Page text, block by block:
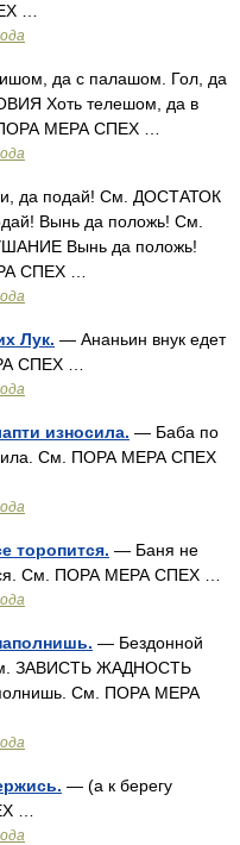
…
да с палашом. Гол, да
Хоть телешом, да в
МЕРА СПЕХ …
да подай! См. ДОСТАТОК
Вынь да положь! См.
Вынь да положь!
СПЕХ …
Лук. — Ананьин внук едет
СПЕХ …
износила. — Баба по
См. ПОРА МЕРА СПЕХ
торопится. — Баня не
См. ПОРА МЕРА СПЕХ …
— Бездонной
ЗАВИСТЬ ЖАДНОСТЬ
См. ПОРА МЕРА
— (а к берегу
…